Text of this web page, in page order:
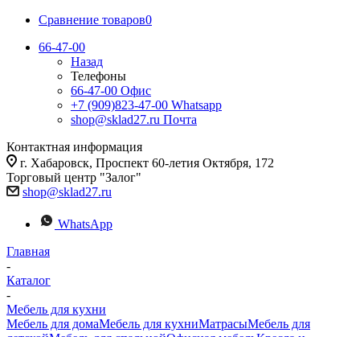
Сравнение товаров0
66-47-00
Назад
Телефоны
66-47-00 Офис
+7 (909)823-47-00 Whatsapp
shop@sklad27.ru Почта
Контактная информация
г. Хабаровск, Проспект 60-летия Октября, 172
Торговый центр "Залог"
shop@sklad27.ru
WhatsApp
Главная
-
Каталог
-
Мебель для кухни
Мебель для домаМебель для кухниМатраcыМебель для